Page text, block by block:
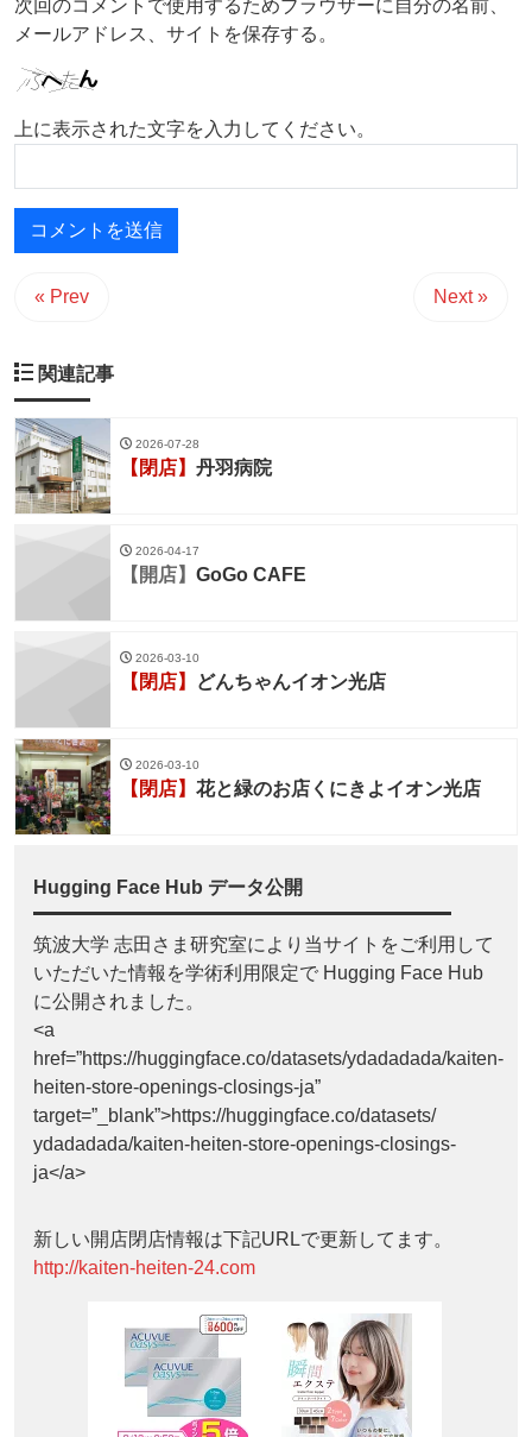
次回のコメントで使用するためブラウザーに自分の名前、
メールアドレス、サイトを保存する。
上に表示された文字を入力してください。
« Prev Next »
関連記事
2026-07-28
【閉店】 丹羽病院
2026-04-17
【開店】 GoGo CAFE
2026-03-10
【閉店】 どんちゃんイオン光店
2026-03-10
【閉店】 花と緑のお店くにきよイオン光店
Hugging Face Hub データ公開
筑波大学 志田さま研究室により当サイトをご利用して
いただいた情報を学術利用限定で Hugging Face Hub
に公開されました。
<a
href=”https://huggingface.co/datasets/ydadadada/kaiten-
heiten-store-openings-closings-ja”
target=”_blank”>https://huggingface.co/datasets/
ydadadada/kaiten-heiten-store-openings-closings-
ja</a>
新しい開店閉店情報は下記URLで更新してます。
http://kaiten-heiten-24.com